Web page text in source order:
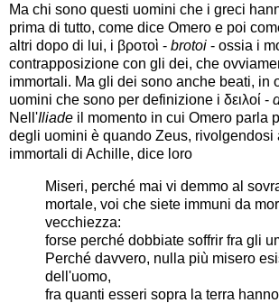
Ma chi sono questi uomini che i greci
prima di tutto, come dice Omero e poi
altri dopo di lui, i βροτοὶ - brotoi - ossia i
contrapposizione con gli dei, che
immortali. Ma gli dei sono anche beati, in
uomini che sono per definizione i δειλοί -
Nell'Iliade il momento in cui Omero parla
degli uomini è quando Zeus, rivolgendosi
immortali di Achille, dice loro
Miseri, perché mai vi demmo al
mortale, voi che siete immuni da
vecchiezza:
forse perché dobbiate soffrir fra gli
Perché davvero, nulla più misero
dell'uomo,
fra quanti esseri sopra la terra